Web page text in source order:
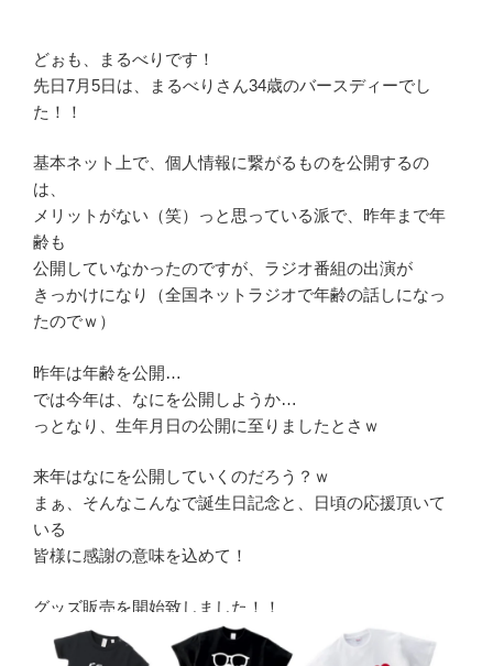
どぉも、まるべりです！
先日7月5日は、まるべりさん34歳のバースディーでし
た！！
基本ネット上で、個人情報に繋がるものを公開するの
は、
メリットがない（笑）っと思っている派で、昨年まで年
齢も
公開していなかったのですが、ラジオ番組の出演が
きっかけになり（全国ネットラジオで年齢の話しになっ
たのでｗ）
昨年は年齢を公開…
では今年は、なにを公開しようか…
っとなり、生年月日の公開に至りましたとさｗ
来年はなにを公開していくのだろう？ｗ
まぁ、そんなこんなで誕生日記念と、日頃の応援頂いて
いる
皆様に感謝の意味を込めて！
グッズ販売を開始致しました！！